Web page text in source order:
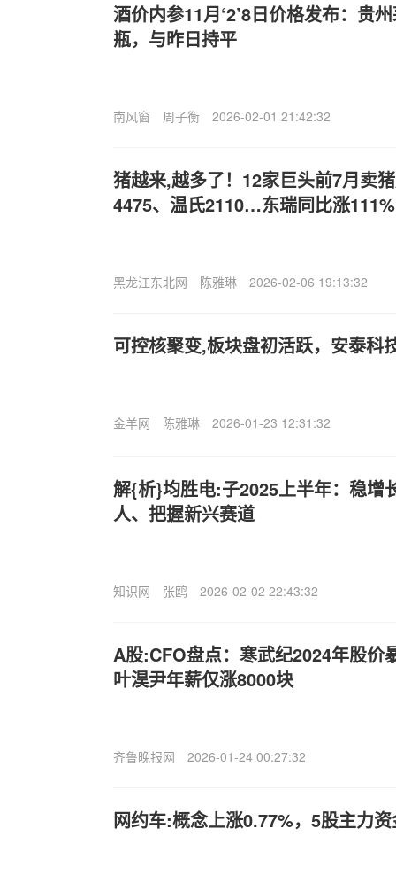
酒价内参11月‘2’8日价格发布：贵
瓶，与昨日持平
南风窗 周子衡 2026-02-01 21:42:32
猪越来,越多了！12家巨头前7月卖
4475、温氏2110…东瑞同比涨
黑龙江东北网 陈雅琳 2026-02-06 19:13:32
可控核聚变,板块盘初活跃，安泰科
金羊网 陈雅琳 2026-01-23 12:31:32
解{析}均胜电:子2025上半年：稳增
人、把握新兴赛道
知识网 张鸥 2026-02-02 22:43:32
A股:CFO盘点：寒武纪2024年股价
叶淏尹年薪仅涨8000块
齐鲁晚报网 2026-01-24 00:27:32
网约车:概念上涨0.77%，5股主力